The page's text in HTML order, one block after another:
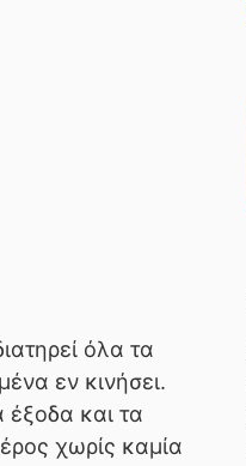
όλα τα
εν κινήσει.
και τα
χωρίς καμία